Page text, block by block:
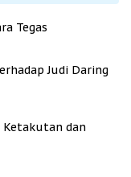
Tegas
Judi Daring
Ketakutan dan